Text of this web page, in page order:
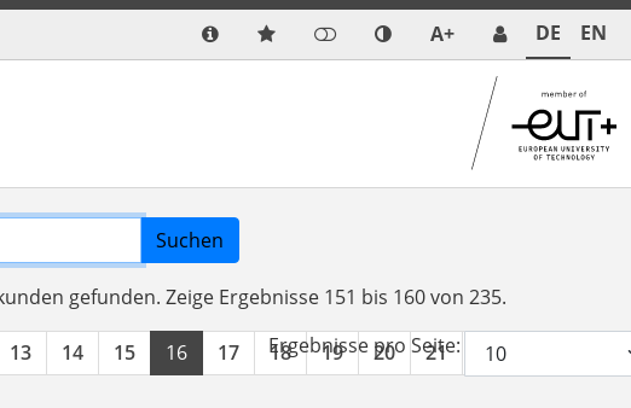
A+ DE EN
Suchen
gefunden. Zeige Ergebnisse 151 bis 160 von 235.
13 14 15 16 17 18 19 20 21 22
Ergebnisse pro Seite: